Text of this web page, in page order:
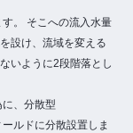
。 そこへの流入水量
設け、流域を変える
いように2段階落とし
、分散型
ルドに分散設置しま